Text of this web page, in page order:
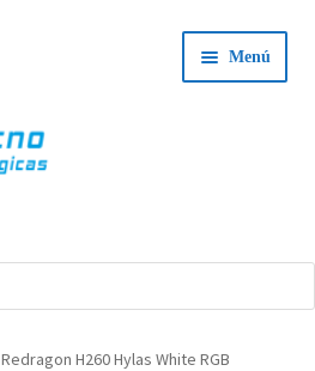
Menú
Redragon H260 Hylas White RGB